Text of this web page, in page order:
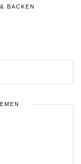
BACKEN